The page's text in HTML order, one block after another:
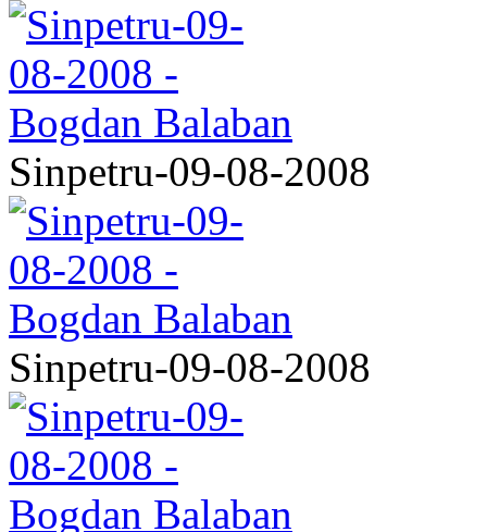
Sinpetru-09-08-2008
Sinpetru-09-08-2008